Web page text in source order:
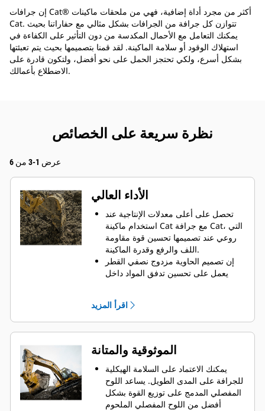
إن جرافات Cat®‎ أكثر من مجرد أداة إضافية، فهي من ملحقات ماكينات
Cat. تتوازن كل جرافة من الجرافات بشكل مثالي مع حفاراتنا بحيث
يمكنك التعامل مع الأحمال المكدسة من دون التأثير على الكفاءة في
استهلاك الوقود أو سلامة الماكينة. لقد قمنا بتصميمها بحيث يتم تعبئتها
بشكل أسرع، ولكي تحتجز الحمل على نحو أفضل، ولتكون قادرة على
الاضطلاع بأعمالك.
نظرة سريعة على الخصائص
عرض 1-3 من 6
الأداء العالي
تحصل على أعلى معدلات الإنتاجية عند
استخدام ماكينة Cat مع جرافة Cat، التي
روعي عند تصميمها تحسين قوة مقاومة
اللف والرفع وقدرة الماكينة.
إن تصميم الحاوية مزدوج نصفي القطر
يعمل على تحسين تدفق المواد داخل
عدم سحب الجزء السفلي من الجرافة،
يزيد استهلاك الوقود إلى الحد الأقصى
أثناء الحفر. تم تصميم جرافات Cat بحيث
تخترق المواد بمنتهى السرعة لتحسين
تحميل كمية أكبر من المواد في أقل وقت
ممكن. يساعد شكل الجرافة والقضبان
الجانبية على الاحتفاظ بمعظم المواد في
الجرافة لكل حمولة.
اقرأ المزيد
الموثوقية والمتانة
يمكنك الاعتماد على السلامة الهيكلية
للجرافة على المدى الطويل. ‏‫يساعد اللوح
المفصلي المدمج على توزيع القوة بشكل
أفضل من اللوح المفصلي الملحوم